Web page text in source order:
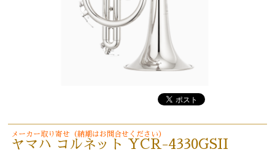
メーカー取り寄せ（納期はお問合せください）
ヤマハ コルネット YCR-4330GSII